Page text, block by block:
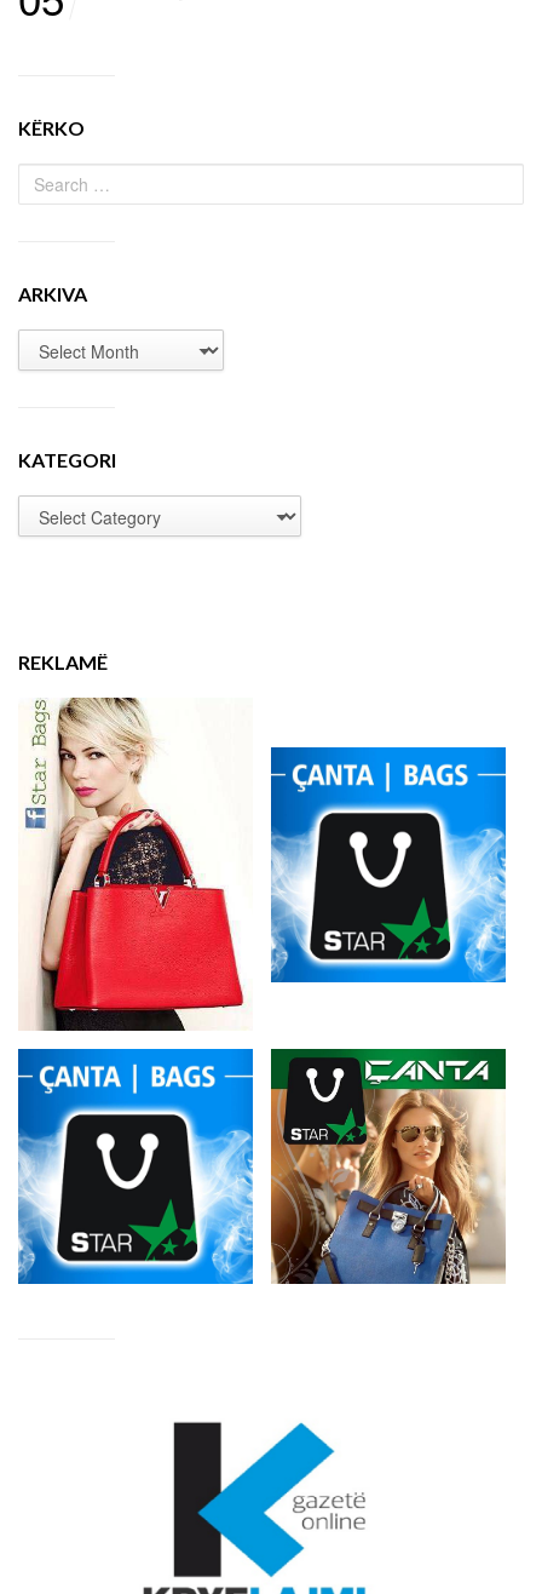
KËRKO
ARKIVA
KATEGORI
REKLAMË